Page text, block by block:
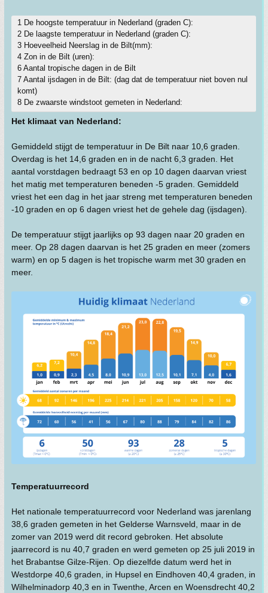
1 De hoogste temperatuur in Nederland (graden C):
2 De laagste temperatuur in Nederland (graden C):
3 Hoeveelheid Neerslag in de Bilt(mm):
4 Zon in de Bilt (uren):
6 Aantal tropische dagen in de Bilt
7 Aantal ijsdagen in de Bilt: (dag dat de temperatuur niet boven nul
komt)
8 De zwaarste windstoot gemeten in Nederland:
Het klimaat van Nederland:
Gemiddeld stijgt de temperatuur in De Bilt naar 10,6 graden.
Overdag is het 14,6 graden en in de nacht 6,3 graden. Het
aantal vorstdagen bedraagt 53 en op 10 dagen daarvan vriest
het matig met temperaturen beneden -5 graden. Gemiddeld
vriest het een dag in het jaar streng met temperaturen beneden
-10 graden en op 6 dagen vriest het de gehele dag (ijsdagen).
De temperatuur stijgt jaarlijks op 93 dagen naar 20 graden en
meer. Op 28 dagen daarvan is het 25 graden en meer (zomers
warm) en op 5 dagen is het tropische warm met 30 graden en
meer.
Temperatuurrecord
Het nationale temperatuurrecord voor Nederland was jarenlang
38,6 graden gemeten in het Gelderse Warnsveld, maar in de
zomer van 2019 werd dit record gebroken. Het absolute
jaarrecord is nu 40,7 graden en werd gemeten op 25 juli 2019 in
het Brabantse Gilze-Rijen. Op diezelfde datum werd het in
Westdorpe 40,6 graden, in Hupsel en Eindhoven 40,4 graden, in
Wilhelminadorp 40,3 en in Twenthe, Arcen en Woensdrecht 40,2